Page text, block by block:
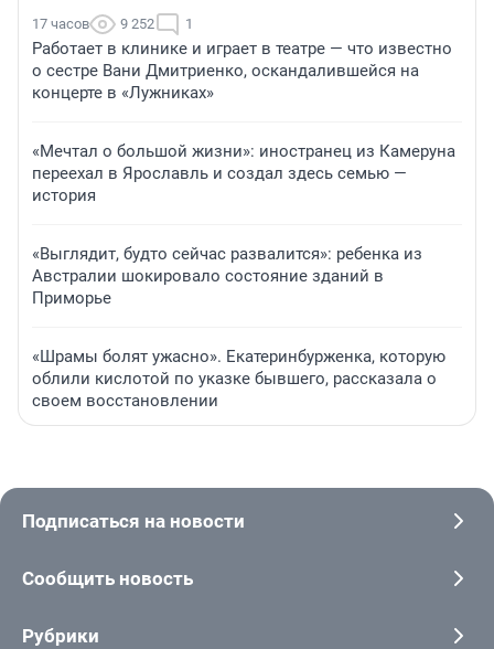
17 часов 9 252 1
Работает в клинике и играет в театре — что известно
о сестре Вани Дмитриенко, оскандалившейся на
концерте в «Лужниках»
«Мечтал о большой жизни»: иностранец из Камеруна
переехал в Ярославль и создал здесь семью —
история
«Выглядит, будто сейчас развалится»: ребенка из
Австралии шокировало состояние зданий в
Приморье
«Шрамы болят ужасно». Екатеринбурженка, которую
облили кислотой по указке бывшего, рассказала о
своем восстановлении
Подписаться на новости
Сообщить новость
Рубрики